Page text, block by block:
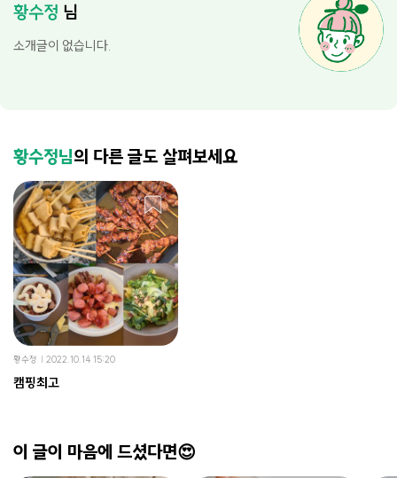
황수정 님
소개글이 없습니다.
황수정님의 다른 글도 살펴보세요
황수정 2022.10.14 15:20
캠핑최고
이 글이 마음에 드셨다면😍